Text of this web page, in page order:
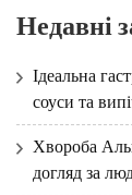
Недавні
Ідеальна
соуси та
Хвороба
догляд за